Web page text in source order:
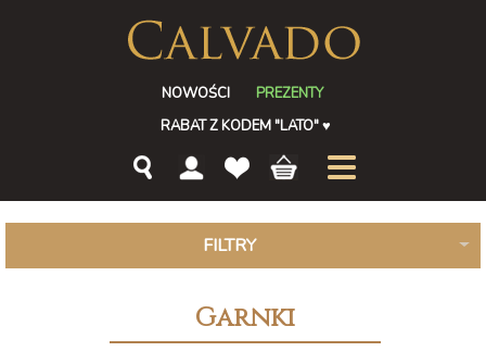
NOWOŚCI
PREZENTY
RABAT Z KODEM "LATO"♥
FILTRY
Garnki